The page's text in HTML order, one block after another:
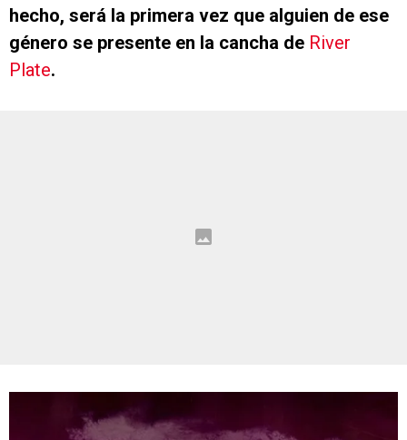
hecho, será la primera vez que alguien de ese
género se presente en la cancha de River
Plate.